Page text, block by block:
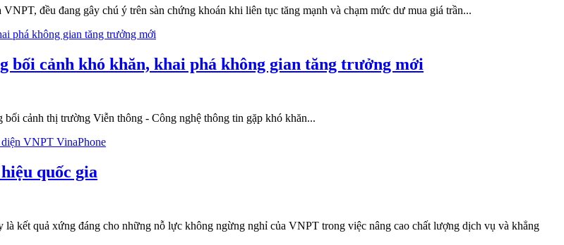
đều đang gây chú ý trên sàn chứng khoán khi liên tục tăng mạnh và chạm mức dư mua giá trần...
cảnh khó khăn, khai phá không gian tăng trưởng mới
cảnh thị trường Viễn thông - Công nghệ thông tin gặp khó khăn...
quốc gia
kết quả xứng đáng cho những nỗ lực không ngừng nghỉ của VNPT trong việc nâng cao chất lượng dịch vụ và khẳng